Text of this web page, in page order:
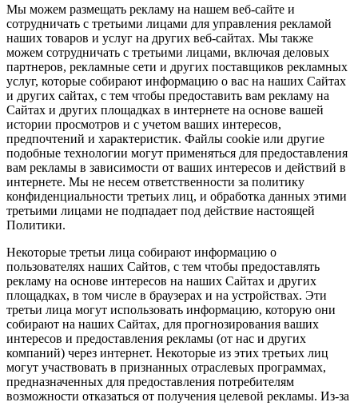
Мы можем размещать рекламу на нашем веб-сайте и
сотрудничать с третьими лицами для управления рекламой
наших товаров и услуг на других веб-сайтах. Мы также
можем сотрудничать с третьими лицами, включая деловых
партнеров, рекламные сети и других поставщиков рекламных
услуг, которые собирают информацию о вас на наших Сайтах
и других сайтах, с тем чтобы предоставить вам рекламу на
Сайтах и других площадках в интернете на основе вашей
истории просмотров и с учетом ваших интересов,
предпочтений и характеристик. Файлы cookie или другие
подобные технологии могут применяться для предоставления
вам рекламы в зависимости от ваших интересов и действий в
интернете. Мы не несем ответственности за политику
конфиденциальности третьих лиц, и обработка данных этими
третьими лицами не подпадает под действие настоящей
Политики.
Некоторые третьи лица собирают информацию о
пользователях наших Сайтов, с тем чтобы предоставлять
рекламу на основе интересов на наших Сайтах и других
площадках, в том числе в браузерах и на устройствах. Эти
третьи лица могут использовать информацию, которую они
собирают на наших Сайтах, для прогнозирования ваших
интересов и предоставления рекламы (от нас и других
компаний) через интернет. Некоторые из этих третьих лиц
могут участвовать в признанных отраслевых программах,
предназначенных для предоставления потребителям
возможности отказаться от получения целевой рекламы. Из-за